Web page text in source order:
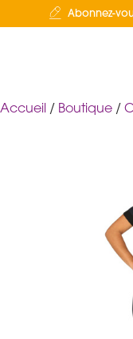
Abonnez-
Accueil / Boutique /